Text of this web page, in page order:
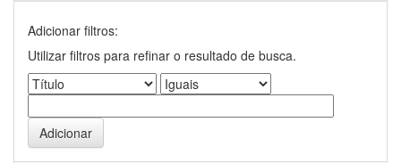
Adicionar filtros:
Utilizar filtros para refinar o resultado de busca.